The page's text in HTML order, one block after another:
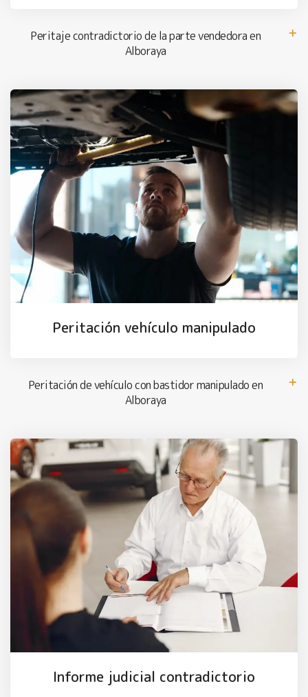
Peritaje contradictorio de la parte vendedora en
Alboraya
Peritación vehículo manipulado
Peritación de vehículo con bastidor manipulado en
Alboraya
Informe judicial contradictorio